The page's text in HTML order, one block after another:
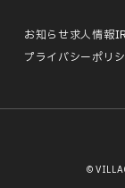
お知らせ求人情報
プライバシーポリ
©